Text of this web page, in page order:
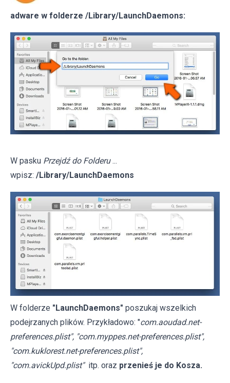
adware w folderze /Library/LaunchDaemons:
W pasku Przejdź do Folderu ...
wpisz: /Library/LaunchDaemons
W folderze "LaunchDaemons" poszukaj wszelkich
podejrzanych plików. Przykładowo: "com.aoudad.net-
preferences.plist", "com.myppes.net-preferences.plist",
"com.kuklorest.net-preferences.plist",
"com.avickUpd.plist" itp. oraz przenieś je do Kosza.